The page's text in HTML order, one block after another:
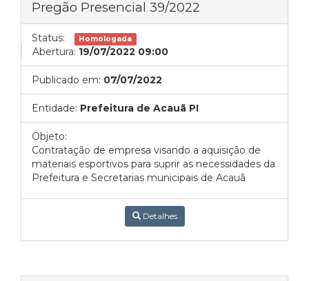
Pregão Presencial 39/2022
Status: Homologada
Abertura: 19/07/2022 09:00
Publicado em: 07/07/2022
Entidade: Prefeitura de Acauã PI
Objeto:
Contratação de empresa visando a aquisição de
materiais esportivos para suprir as necessidades da
Prefeitura e Secretarias municipais de Acauã
Detalhes